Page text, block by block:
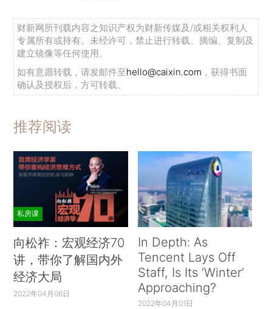
财新网所刊载内容之知识产权为财新传媒及/或相关权利人
专属所有或持有。未经许可，禁止进行转载、摘编、复制及
建立镜像等任何使用。
如有意愿转载，请发邮件至hello@caixin.com ，获得书面
确认及授权后，方可转载。
推荐阅读
私房课
向松祚：宏观经济70
讲，带你了解国内外
经济大局
2022年04月06日
In Depth: As
Tencent Lays Off
Staff, Is Its ‘Winter’
Approaching?
2022年04月01日